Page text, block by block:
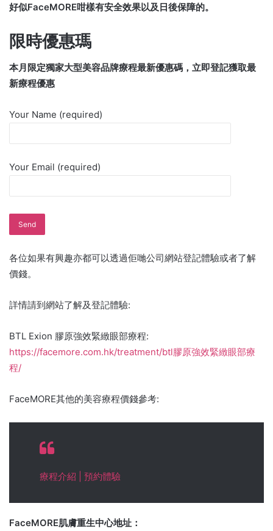
好似FaceMORE咁樣有安全效果以及日後保障的。
限時優惠瑪
本月限定獨家大型美容品牌療程最新優惠碼，立即登記獲取最
新療程優惠
Your Name (required)
Your Email (required)
各位如果有興趣亦都可以透過佢哋公司網站登記體驗或者了解
價錢。
詳情請到網站了解及登記體驗:
BTL Exion 膠原強效緊緻眼部療程:
https://facemore.com.hk/treatment/btl膠原強效緊緻眼部療
程/
FaceMORE其他的美容療程價錢參考:
療程介紹 | 預約體驗
FaceMORE肌膚重生中心地址：